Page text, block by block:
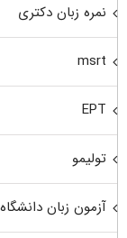
نمره زبان دکتری
msrt
EPT
تولیمو
آزمون زبان